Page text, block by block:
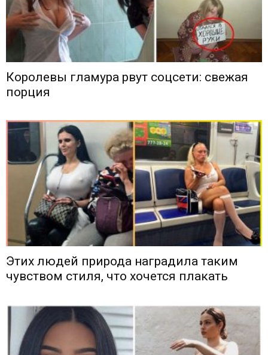
Королевы гламура рвут соцсети: свежая
порция
Этих людей природа наградила таким
чувством стиля, что хочется плакать